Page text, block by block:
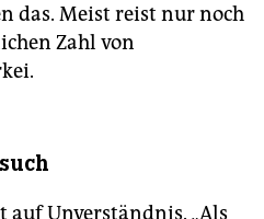
das. Meist reist nur noch
Zahl von
auf Unverständnis. „Als